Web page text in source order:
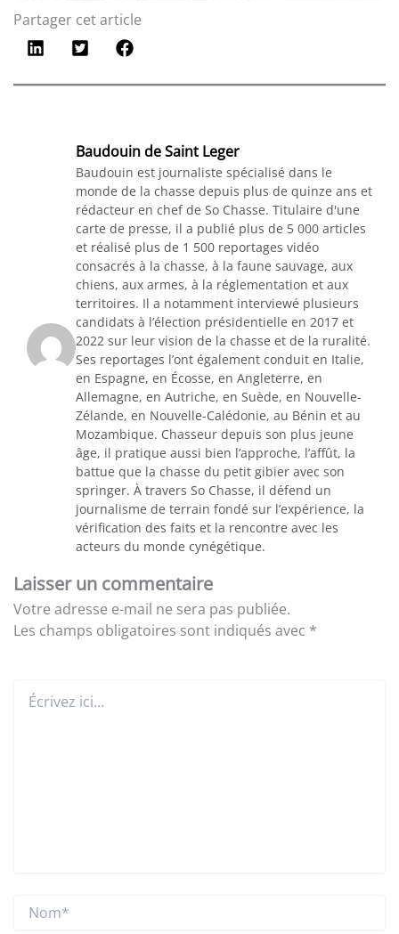
Partager cet article
Baudouin de Saint Leger
Baudouin est journaliste spécialisé dans le
monde de la chasse depuis plus de quinze ans et
rédacteur en chef de So Chasse. Titulaire d'une
carte de presse, il a publié plus de 5 000 articles
et réalisé plus de 1 500 reportages vidéo
consacrés à la chasse, à la faune sauvage, aux
chiens, aux armes, à la réglementation et aux
territoires. Il a notamment interviewé plusieurs
candidats à l’élection présidentielle en 2017 et
2022 sur leur vision de la chasse et de la ruralité.
Ses reportages l’ont également conduit en Italie,
en Espagne, en Écosse, en Angleterre, en
Allemagne, en Autriche, en Suède, en Nouvelle-
Zélande, en Nouvelle-Calédonie, au Bénin et au
Mozambique. Chasseur depuis son plus jeune
âge, il pratique aussi bien l’approche, l’affût, la
battue que la chasse du petit gibier avec son
springer. À travers So Chasse, il défend un
journalisme de terrain fondé sur l’expérience, la
vérification des faits et la rencontre avec les
acteurs du monde cynégétique.
Laisser un commentaire
Votre adresse e-mail ne sera pas publiée.
Les champs obligatoires sont indiqués avec *
ici…